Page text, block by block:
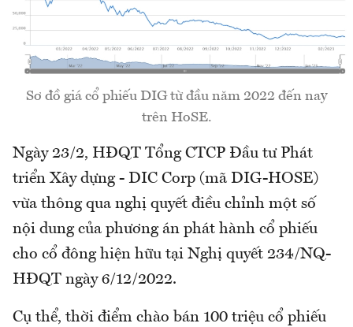
Sơ đồ giá cổ phiếu DIG từ đầu năm 2022 đến nay
trên HoSE.
Ngày 23/2, HĐQT Tổng CTCP Đầu tư Phát
triển Xây dựng - DIC Corp (mã DIG-HOSE)
vừa thông qua nghị quyết điều chỉnh một số
nội dung của phương án phát hành cổ phiếu
cho cổ đông hiện hữu tại Nghị quyết 234/NQ-
HĐQT ngày 6/12/2022.
Cụ thể, thời điểm chào bán 100 triệu cổ phiếu